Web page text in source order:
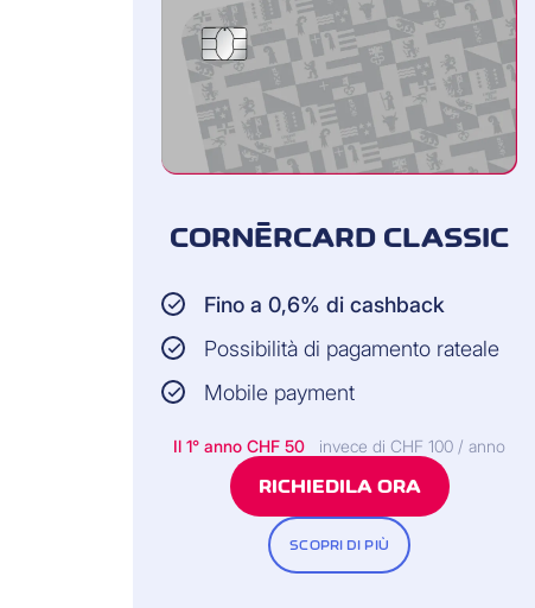
CORNÈRCARD CLASSIC
Fino a 0,6% di cashback
Possibilità di pagamento rateale
Mobile payment
Il 1° anno CHF 50 invece di CHF 100 / anno
RICHIEDILA ORA
SCOPRI DI PIÙ